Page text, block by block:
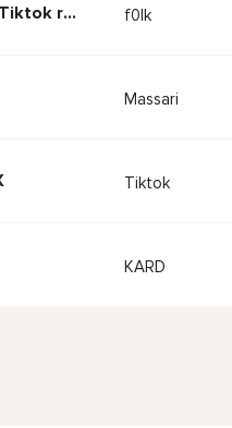
This is real (Speed Up) Tiktok remix f0lk
Massari
Tiktok
KARD